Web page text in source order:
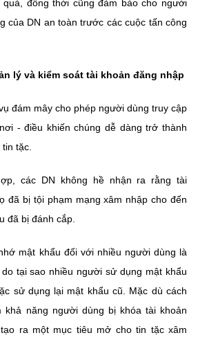
HỌC VÀ CÔNG NGHỆ
Theo dõi MST: Góp ý
học và Công nghệ (MST)
Nguyễn Thị Hải Hằng
thông Khoa học và Công nghệ.
TTĐT - 18 Nguyễn Du, TP. Hà Nội
Bộ Khoa Học và Công Nghệ
đồng thời cũng đảm bảo cho người
của DN an toàn trước các cuộc tấn công
lý và kiểm soát tài khoản đăng nhập
đám mây cho phép người dùng truy cập
- điều khiến chúng dễ dàng trở thành
tặc.
các DN không hề nhận ra rằng tài
đã bị tội phạm mạng xâm nhập cho đến
đã bị đánh cắp.
mật khẩu đối với nhiều người dùng là
tại sao nhiều người sử dụng mật khẩu
sử dụng lại mật khẩu cũ. Mặc dù cách
khả năng người dùng bị khóa tài khoản
ra một mục tiêu mở cho tin tặc xâm